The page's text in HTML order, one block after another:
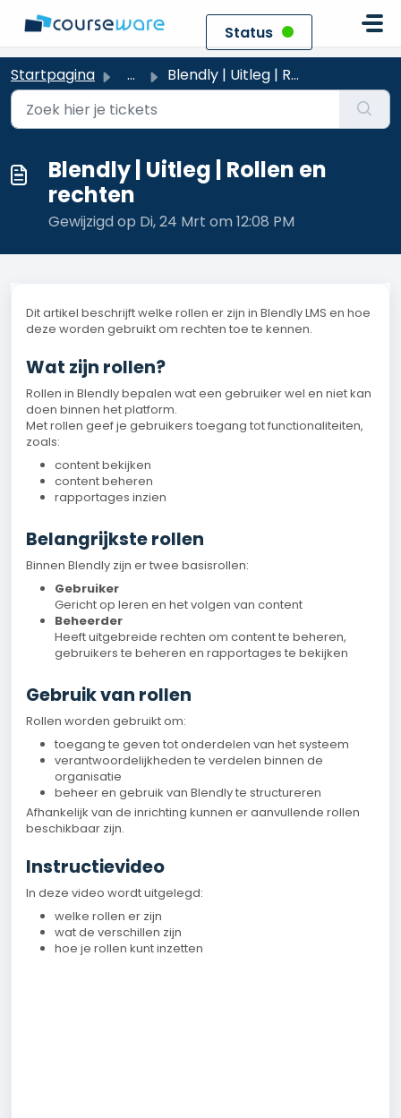
Status
Startpagina ... Blendly | Uitleg | Rollen en rechten
Blendly | Uitleg | Rollen en
rechten
Gewijzigd op Di, 24 Mrt om 12:08 PM
Dit artikel beschrijft welke rollen er zijn in Blendly LMS en hoe
deze worden gebruikt om rechten toe te kennen.
Wat zijn rollen?
Rollen in Blendly bepalen wat een gebruiker wel en niet kan
doen binnen het platform.
Met rollen geef je gebruikers toegang tot functionaliteiten,
zoals:
content bekijken
content beheren
rapportages inzien
Belangrijkste rollen
Binnen Blendly zijn er twee basisrollen:
Gebruiker
Gericht op leren en het volgen van content
Beheerder
Heeft uitgebreide rechten om content te beheren,
gebruikers te beheren en rapportages te bekijken
Gebruik van rollen
Rollen worden gebruikt om:
toegang te geven tot onderdelen van het systeem
verantwoordelijkheden te verdelen binnen de
organisatie
beheer en gebruik van Blendly te structureren
Afhankelijk van de inrichting kunnen er aanvullende rollen
beschikbaar zijn.
Instructievideo
In deze video wordt uitgelegd:
welke rollen er zijn
wat de verschillen zijn
hoe je rollen kunt inzetten